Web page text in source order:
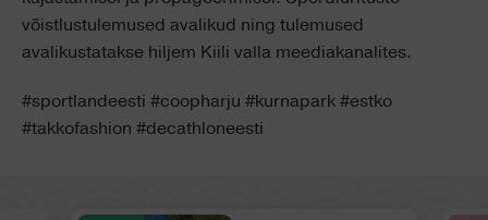
võistlustulemused avalikud ning tulemused
avalikustatakse hiljem Kiili valla meediakanalites.
#sportlandeesti #coopharju #kurnapark #estko
#takkofashion #decathloneesti